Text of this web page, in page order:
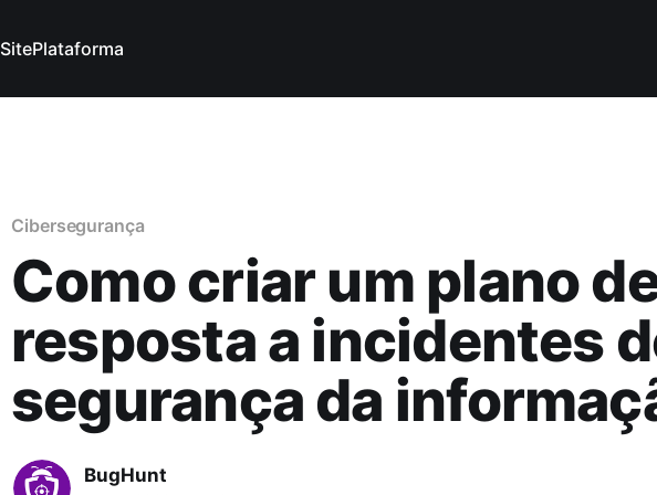
SitePlataforma
Cibersegurança
Como criar um plano
resposta a incidentes
segurança da
BugHunt